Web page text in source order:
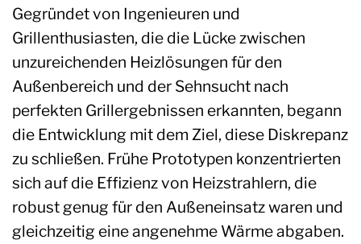
Gegründet von Ingenieuren und
Grillenthusiasten, die die Lücke zwischen
unzureichenden Heizlösungen für den
Außenbereich und der Sehnsucht nach
perfekten Grillergebnissen erkannten, begann
die Entwicklung mit dem Ziel, diese Diskrepanz
zu schließen. Frühe Prototypen konzentrierten
sich auf die Effizienz von Heizstrahlern, die
robust genug für den Außeneinsatz waren und
gleichzeitig eine angenehme Wärme abgaben.